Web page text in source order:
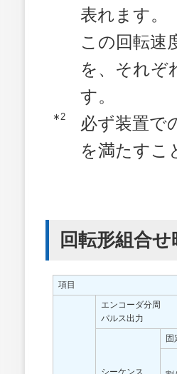
表れます。
この回転速
を、それぞ
す。
∗2
必ず装置で
を満たすこ
回転形組合せ
項目
エンコーダ分周
パルス出力
固